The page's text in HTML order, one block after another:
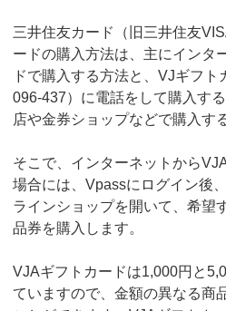
三井住友カード（旧三井住友
ードの購入方法は、主にインタ
ドで購入する方法と、VJギフ
096-437）に電話をして購入す
店や金券ショップなどで購入す
そこで、インターネットから
場合には、Vpassにログイン後
ラインショップを開いて、希望
品券を購入します。
VJAギフトカードは1,000円と
ていますので、金額の異なる商